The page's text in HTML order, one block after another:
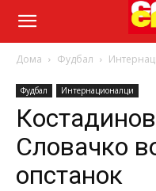
Дома Фудбал
Фудбал Интернационалци
Словачко
опстанок